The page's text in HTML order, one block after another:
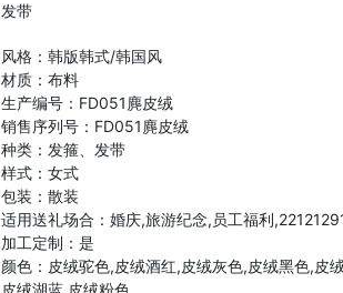
发带
风格：韩版韩式/韩国风
材质：布料
生产编号：FD051麂皮绒
销售序列号：FD051麂皮绒
种类：发箍、发带
样式：女式
包装：散装
适用送礼场合：婚庆,旅游纪念,员工福利
加工定制：是
颜色：皮绒驼色,皮绒酒红,皮绒灰色,皮绒黑色,皮
皮绒湖蓝,皮绒粉色